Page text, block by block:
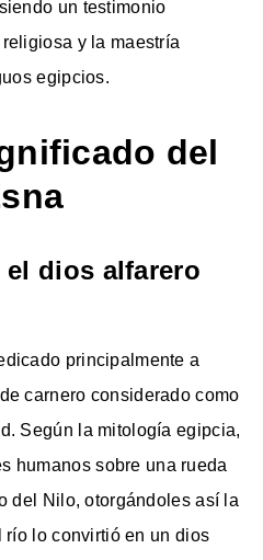
un testimonio
y la maestría
egipcios.
del
dios alfarero
principalmente a
carnero considerado como
Según la mitología egipcia,
humanos sobre una rueda
del Nilo, otorgándoles así la
lo convirtió en un dios